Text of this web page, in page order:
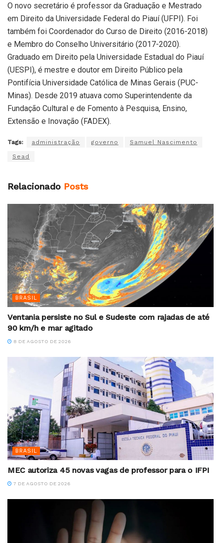
O novo secretário é professor da Graduação e Mestrado
em Direito da Universidade Federal do Piauí (UFPI). Foi
também foi Coordenador do Curso de Direito (2016-2018)
e Membro do Conselho Universitário (2017-2020).
Graduado em Direito pela Universidade Estadual do Piauí
(UESPI), é mestre e doutor em Direito Público pela
Pontifícia Universidade Católica de Minas Gerais (PUC-
Minas). Desde 2019 atuava como Superintendente da
Fundação Cultural e de Fomento à Pesquisa, Ensino,
Extensão e Inovação (FADEX).
Tags: administração governo Samuel Nascimento
Sead
Relacionado Posts
BRASIL
Ventania persiste no Sul e Sudeste com rajadas de até
90 km/h e mar agitado
8 DE AGOSTO DE 2026
BRASIL
MEC autoriza 45 novas vagas de professor para o IFPI
7 DE AGOSTO DE 2026